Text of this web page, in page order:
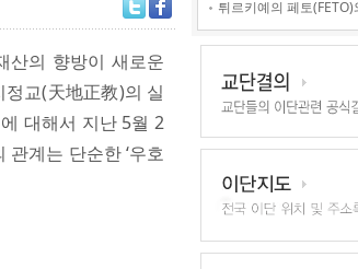
산의 향방이 새로운
교(天地正教)의 실
대해서 지난 5월 2
계는 단순한 ‘우호
튀르키예의 페토